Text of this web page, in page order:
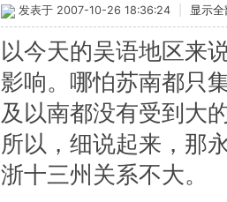
发表于 2007-10-26 18:36:24 显示
以今天的吴语地区来
影响。哪怕苏南都只
及以南都没有受到大
所以，细说起来，那
浙十三州关系不大。